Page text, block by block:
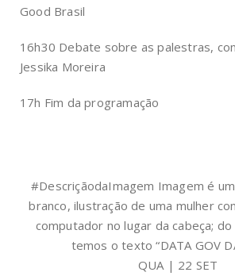
Good Brasil
16h30 Debate sobre as palestras,
Jessika Moreira
17h Fim da programação
#DescriçãodaImagem Imagem é
branco, ilustração de uma mulher
computador no lugar da cabeça;
temos o texto “DATA GOV
QUA | 22 SET